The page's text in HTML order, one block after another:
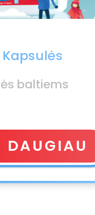
baltiems
DAUGIAU